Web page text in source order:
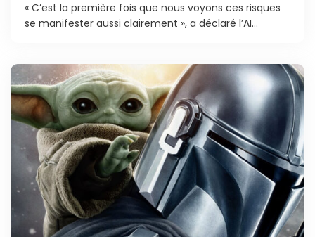
« C’est la première fois que nous voyons ces risques
se manifester aussi clairement », a déclaré l’AI...